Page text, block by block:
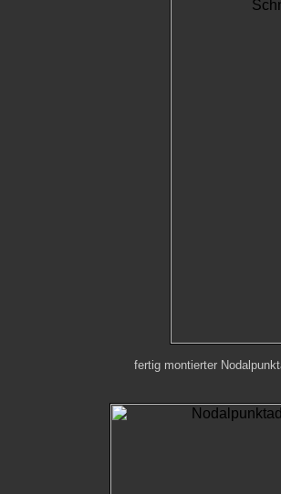
fertig montierter